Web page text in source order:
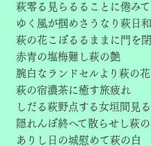
萩零る見らるることに倦み
ゆく風が掴めさうなり萩日和
萩の花こぼるるままに門を
赤青の塩梅難し萩の艶
腕白なランドセルより萩の花
萩の宿濃茶に癒す旅疲れ
しだる萩野点する女垣間見る
隠れんぼ終へて散らせし萩
ありし日の城慰めて萩の白